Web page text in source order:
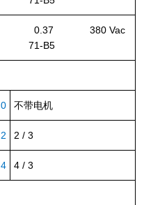
0.37 380 Vac
71-B5
0 不带电机
2 2 / 3
4 4 / 3